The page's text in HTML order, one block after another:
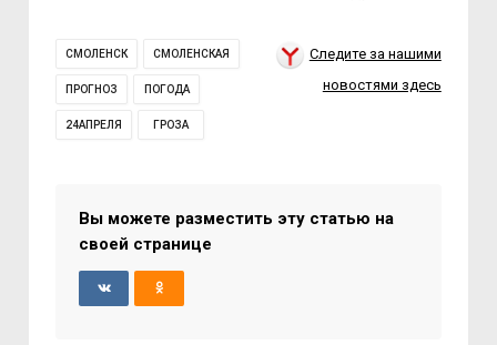
СМОЛЕНСК СМОЛЕНСКАЯ
ПРОГНОЗ ПОГОДА
24АПРЕЛЯ ГРОЗА
Следите за нашими
новостями здесь
Вы можете разместить эту статью на
своей странице